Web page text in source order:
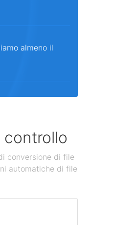
almeno il
conversione di file
automatiche di file